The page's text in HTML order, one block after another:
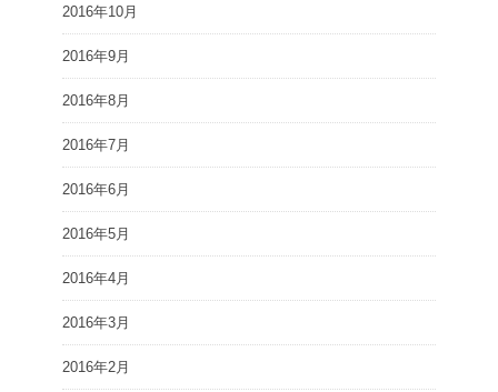
2016年10月
2016年9月
2016年8月
2016年7月
2016年6月
2016年5月
2016年4月
2016年3月
2016年2月